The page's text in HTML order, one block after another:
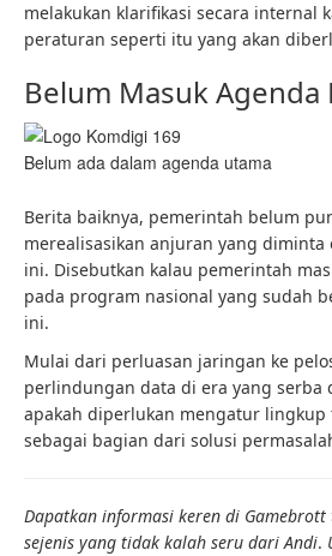
melakukan klarifikasi secara internal
peraturan seperti itu yang akan
Belum Masuk Agenda
Belum ada dalam agenda utama
Berita baiknya, pemerintah belum
merealisasikan anjuran yang diminta
ini. Disebutkan kalau pemerintah
pada program nasional yang sudah
ini.
Mulai dari perluasan jaringan ke
perlindungan data di era yang serba
apakah diperlukan mengatur lingkup
sebagai bagian dari solusi
Dapatkan informasi keren di
sejenis yang tidak kalah seru dari Andi.